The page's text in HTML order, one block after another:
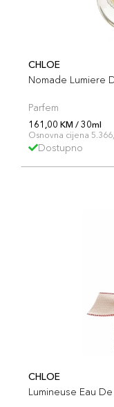
CHLOE
Nomade Lumiere
Parfem
161,00 KM / 30ml
Osnovna cijena
Dostupno
CHLOE
Lumineuse Eau De